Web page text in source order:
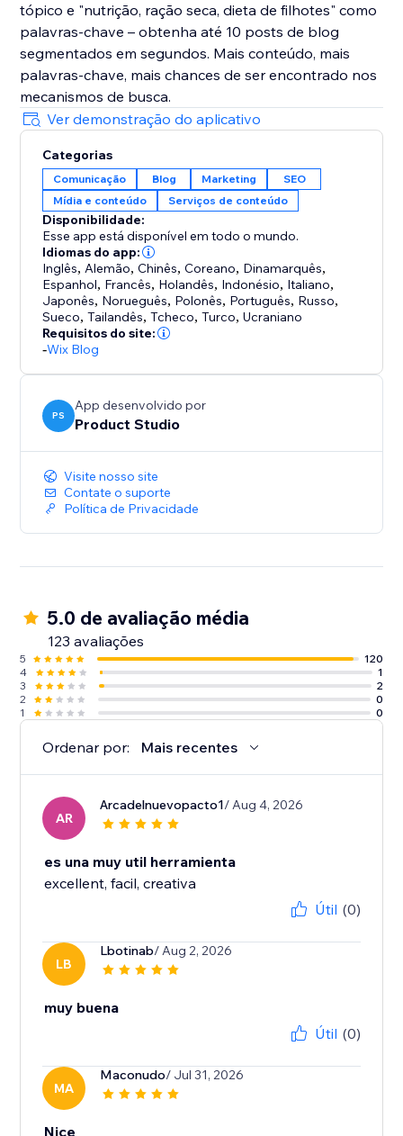
tópico e "nutrição, ração seca, dieta de filhotes" como
palavras-chave – obtenha até 10 posts de blog
segmentados em segundos. Mais conteúdo, mais
palavras-chave, mais chances de ser encontrado nos
mecanismos de busca.
Ver demonstração do aplicativo
Categorias
Comunicação Blog Marketing
SEO
Mídia e conteúdo
Serviços de conteúdo
Disponibilidade:
Esse app está disponível em todo o mundo.
Idiomas do app:
Inglês, Alemão,Chinês,Coreano, Dinamarquês,
Espanhol, Francês, Holandês, Indonésio, Italiano,
Japonês, Norueguês, Polonês, Português, Russo,
Sueco,Tailandês,Tcheco,Turco,Ucraniano
Requisitos do site:
-Wix Blog
PS
App desenvolvido por
Product Studio
Visite nosso site
Contate o suporte
Política de Privacidade
5.0 de avaliação média
123 avaliações
5
120
4
1
3
2
2
0
1
0
Ordenar por: Mais recentes
AR
Arcadelnuevopacto1/ Aug 4, 2026
es una muy util herramienta
excellent, facil, creativa
Útil (0)
LB
Lbotinab/ Aug 2, 2026
muy buena
Útil (0)
MA
Maconudo/ Jul 31, 2026
Nice